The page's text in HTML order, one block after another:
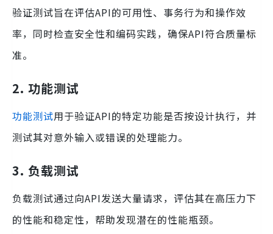
验证测试旨在评估API的可用性、事务行为和操作效
率，同时检查安全性和编码实践，确保API符合质量标
准。
2. 功能测试
功能测试用于验证API的特定功能是否按设计执行，并
测试其对意外输入或错误的处理能力。
3. 负载测试
负载测试通过向API发送大量请求，评估其在高压力下
的性能和稳定性，帮助发现潜在的性能瓶颈。